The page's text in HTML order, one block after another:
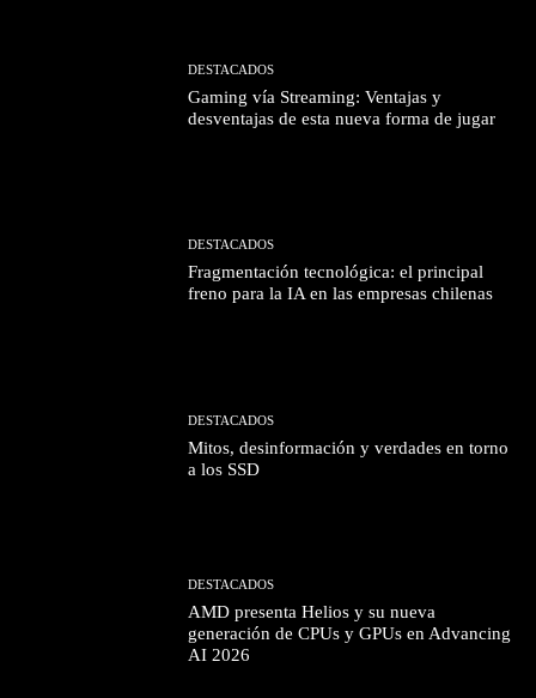
DESTACADOS
Gaming vía Streaming: Ventajas y
desventajas de esta nueva forma de jugar
DESTACADOS
Fragmentación tecnológica: el principal
freno para la IA en las empresas chilenas
DESTACADOS
Mitos, desinformación y verdades en torno
a los SSD
DESTACADOS
AMD presenta Helios y su nueva
generación de CPUs y GPUs en Advancing
AI 2026